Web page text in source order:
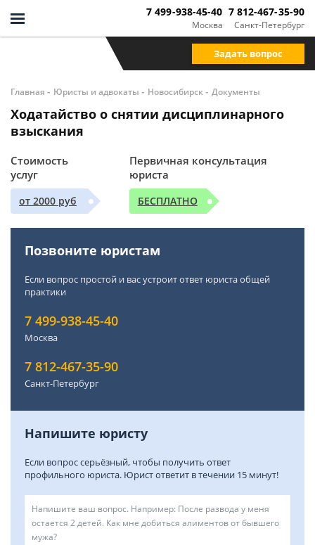
Москва
7 499-938-45-40
Санкт-Петербург
7 812-467-35-90
Задать вопрос
Главная - Юристы и адвокаты - Новосибирск- Документы
Ходатайство о снятии дисциплинарного
взыскания
Стоимость
услуг
от 2000 руб
Первичная консультация
юриста
БЕСПЛАТНО
Позвоните юристам
Если вопрос простой и вас устроит ответ юриста общей
практики
7 499-938-45-40
Москва
7 812-467-35-90
Санкт-Петербург
Напишите юристу
Если вопрос серьёзный, чтобы получить ответ
профильного юриста. Юрист ответит в течении 15 минут!